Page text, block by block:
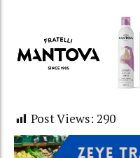
Post Views: 290